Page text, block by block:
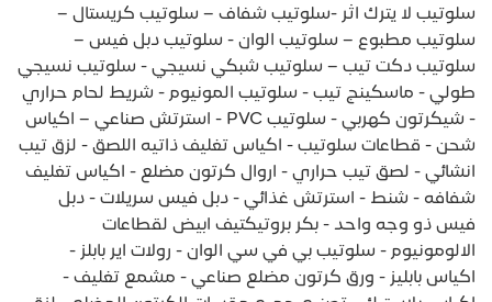
سلوتيب لا يترك اثر -سلوتيب شفاف – سلوتيب كريستال –
سلوتيب مطبوع – سلوتيب الوان - سلوتيب دبل فيس –
سلوتيب دكت تيب – سلوتيب شبكي نسيجي - سلوتيب نسيجي
طولي - ماسكينج تيب - سلوتيب المونيوم - شريط لحام حراري
- شيكرتون كهربي - سلوتيب PVC - استرتش صناعي – اكياس
شحن - قطاعات سلوتيب - اكياس تغليف ذاتيه اللصق - لزق تيب
انشائي - لصق تيب حراري - اروال كرتون مضلع - اكياس تغليف
شفافه - شنط - استرتش غذائي - دبل فيس سريلات - دبل
فيس ذو وجه واحد - بكر بروتيكتيف ابيض لقطاعات
الالومونيوم - سلوتيب بي في سي الوان - رولات اير بابلز -
اكياس بابليز - ورق كرتون مضلع صناعي - مشمع تغليف -